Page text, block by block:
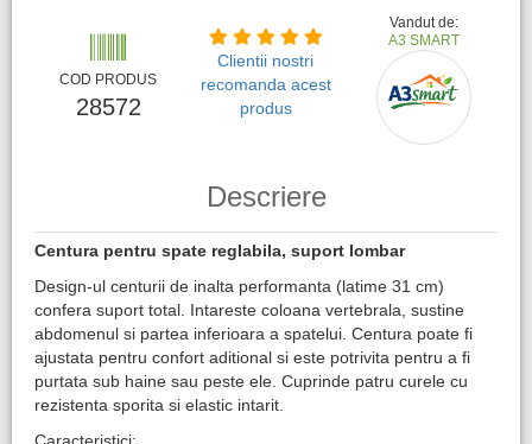
COD PRODUS
28572
Clientii nostri
recomanda acest
produs
Vandut de:
A3 SMART
Descriere
Centura pentru spate reglabila, suport lombar
Design-ul centurii de inalta performanta (latime 31 cm)
confera suport total. Intareste coloana vertebrala, sustine
abdomenul si partea inferioara a spatelui. Centura poate fi
ajustata pentru confort aditional si este potrivita pentru a fi
purtata sub haine sau peste ele. Cuprinde patru curele cu
rezistenta sporita si elastic intarit.